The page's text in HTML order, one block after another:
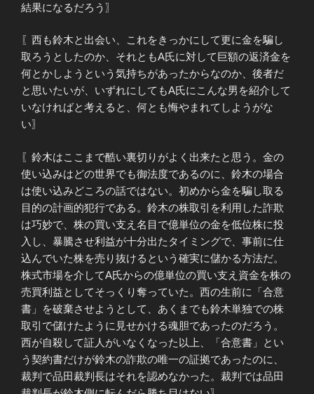
結果になるだろう〗
〖西も鈴木と出会い、これをきっかにして更に金を騙し
取ろうとしたのか、それともA氏に対して巨額の返済金を
何とかしようという気持ちがあったからなのか、後者だ
と思いたいが、いずれにしてもA氏にこんな男を紹介して
いなければと考えると、何とも悔やまれてしようがな
い〗
〖鈴木はここまで酷い裏切りがよく出来たと思う。金の
使い込みはどの世界でも御法度であるのに、鈴木の場合
は使い込みどころの話ではない。初めから金を騙し取る
目的の計画的犯行である。鈴木の株取引を利用した詐欺
は巧妙で、株の買い支え名目で億単位の金を低位株に投
入し、暴騰させ利益が十分出たタイミングで、事前に仕
込んでいた株を売り抜けるという確実に儲かる方法だ。
株式市場を介してA氏からの億単位の買い支え資金を株の
売買利益としてそっくり奪っていた。西の生前に「合意
書」を破棄させようとして、あくまでも鈴木単独での株
取引で儲けたように見せかける魂胆であったのだろう。
西が自殺して証人がいなくなった以上、「合意書」とい
う契約書だけが鈴木の詐欺の唯一の証拠であったのに、
裁判で品田裁判長はそれを認めなかった。裁判では品田